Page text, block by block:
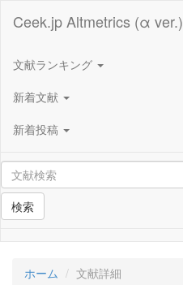
Ceek.jp Altmetrics (α ver.)
文献ランキング
新着文献
新着投稿
検索
ホーム 文献詳細